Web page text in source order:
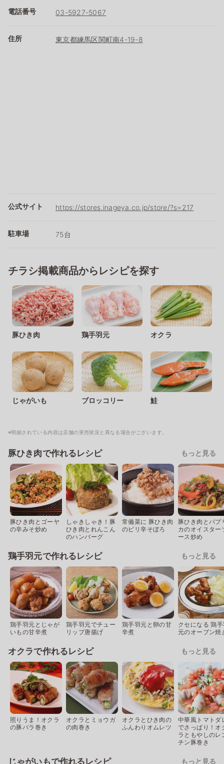
電話番号 03-5927-5067
住所 東京都練馬区関町南4-19-8
公式サイト https://stores.inageya.co.jp/store/?s=217
駐車場 75台
チラシ掲載商品からレシピを探す
豚ひき肉 鶏手羽元 オクラ
じゃがいも ブロッコリー 鮭
※明細されている内容は店舗の実売状況と異なる場合がございます。
豚ひき肉で作れるレシピ もっと見る
豚ひき肉とゴーヤ
の辛みそ炒め
しゃきしゃき！豚
ひき肉とれんこん
のハンバーグ
常備菜に 豚ひき肉
のピリ辛そぼろ
豚ひき肉とパプ
カのオイスター
ース炒め
鶏手羽元で作れるレシピ もっと見る
鶏手羽元とじゃが
いもの甘辛煮
鶏手羽元でチュー
リップ唐揚げ
鶏手羽元と卵の甘
辛煮
クセになる 鶏
元のオーブン焼
オクラで作れるレシピ もっと見る
照りうま！オクラ
の豚バラ巻き
オクラとミョウガ
の肉巻き
オクラとひき肉の
ふんわりオムレツ
中華風トマトダ
でさっぱり！オ
ラともやしのレ
チン豚巻き
じゃがいもで作れるレシピ もっと見る